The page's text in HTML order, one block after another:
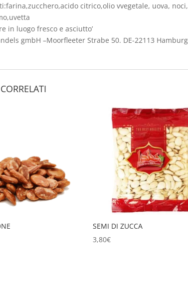
citrico,olio vvegetale, uova,
in luogo fresco e asciutto’
gmbH –Moorfleeter Strabe 50. DE-22113
SEMI DI ZUCCA
3,80€